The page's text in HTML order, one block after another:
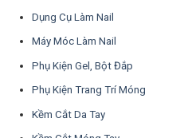
Dụng Cụ Làm Nail
Máy Móc Làm Nail
Phụ Kiện Gel, Bột Đắp
Phụ Kiện Trang Trí Móng
Kềm Cắt Da Tay